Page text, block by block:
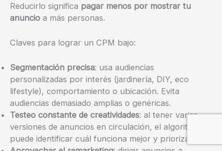
Reducirlo significa pagar menos por mostrar tu
anuncio a más personas.
Claves para lograr un CPM bajo:
Segmentación precisa: usa audiencias
personalizadas por interés (jardinería, DIY, eco
lifestyle), comportamiento o ubicación. Evita
audiencias demasiado amplias o genéricas.
Testeo constante de creatividades: al tener varias
versiones de anuncios en circulación, el algoritmo
puede identificar cuál funciona mejor y priorizarla.